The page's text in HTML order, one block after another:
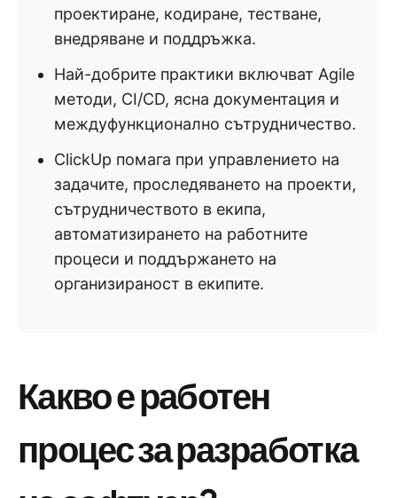
проектиране, кодиране, тестване,
внедряване и поддръжка.
Най-добрите практики включват Agile
методи, CI/CD, ясна документация и
междуфункционално сътрудничество.
ClickUp помага при управлението на
задачите, проследяването на проекти,
сътрудничеството в екипа,
автоматизирането на работните
процеси и поддържането на
организираност в екипите.
Какво е работен
процес за разработка